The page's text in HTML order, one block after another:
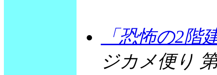
「恐怖の2階
ジカメ便り